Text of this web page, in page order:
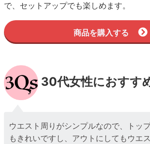
で、セットアップでも楽しめます。
商品を購入する
30代女性におすす
ウエスト周りがシンプルなので、トッ
もきれいですし、アウトにしてもウエ